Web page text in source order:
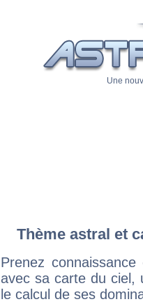
Une
Thème astral et
Prenez
avec sa carte du ciel,
le calcul de ses